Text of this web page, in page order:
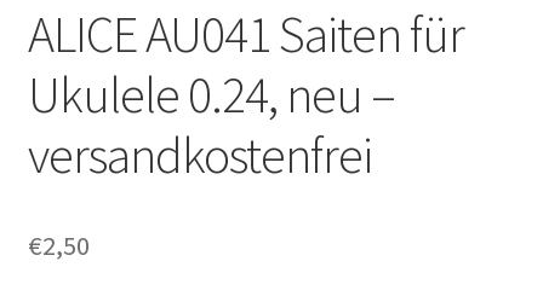
Mein Konto
AGB/Widerrufsbelehrung
Warenkorb
ALICE AU041 Saiten für
Ukulele 0.24, neu –
versandkostenfrei
€2,50